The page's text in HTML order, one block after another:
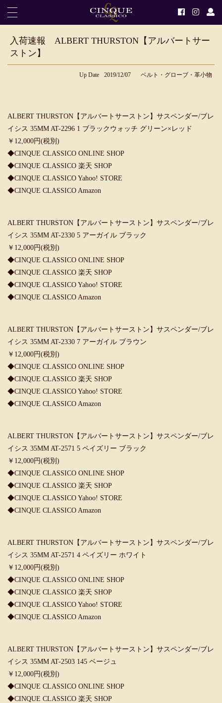
入荷速報 ALBERT THURSTON【アルバートサー
ストン】
Up Date 2019/12/07 ベルト・グローブ・革小物
ALBERT THURSTON【アルバートサーストン】サスペンダー/ブレ
イシス 35MM AT-2296 1 ブラックウォッチ グリーン×レッド
￥12,000円(税別)
◆CINQUE CLASSICO ONLINE SHOP
◆CINQUE CLASSICO 楽天 SHOP
◆CINQUE CLASSICO Yahoo! STORE
◆CINQUE CLASSICO Amazon
ALBERT THURSTON【アルバートサーストン】サスペンダー/ブレ
イシス 35MM AT-2330 5 アーガイル ブラック
￥12,000円(税別)
◆CINQUE CLASSICO ONLINE SHOP
◆CINQUE CLASSICO 楽天 SHOP
◆CINQUE CLASSICO Yahoo! STORE
◆CINQUE CLASSICO Amazon
ALBERT THURSTON【アルバートサーストン】サスペンダー/ブレ
イシス 35MM AT-2330 7 アーガイル ブラウン
￥12,000円(税別)
◆CINQUE CLASSICO ONLINE SHOP
◆CINQUE CLASSICO 楽天 SHOP
◆CINQUE CLASSICO Yahoo! STORE
◆CINQUE CLASSICO Amazon
ALBERT THURSTON【アルバートサーストン】サスペンダー/ブレ
イシス 35MM AT-2571 5 ペイズリー ブラック
￥12,000円(税別)
◆CINQUE CLASSICO ONLINE SHOP
◆CINQUE CLASSICO 楽天 SHOP
◆CINQUE CLASSICO Yahoo! STORE
◆CINQUE CLASSICO Amazon
ALBERT THURSTON【アルバートサーストン】サスペンダー/ブレ
イシス 35MM AT-2571 4 ペイズリー ホワイト
￥12,000円(税別)
◆CINQUE CLASSICO ONLINE SHOP
◆CINQUE CLASSICO 楽天 SHOP
◆CINQUE CLASSICO Yahoo! STORE
◆CINQUE CLASSICO Amazon
ALBERT THURSTON【アルバートサーストン】サスペンダー/ブレ
イシス 35MM AT-2503 145 ベージュ
￥12,000円(税別)
◆CINQUE CLASSICO ONLINE SHOP
◆CINQUE CLASSICO 楽天 SHOP